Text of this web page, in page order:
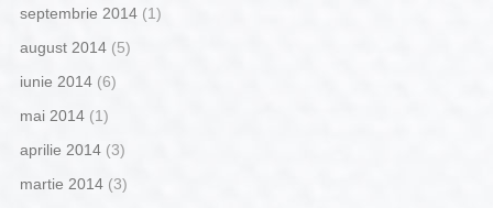
septembrie 2014(1)
august 2014(5)
iunie 2014(6)
mai 2014(1)
aprilie 2014(3)
martie 2014(3)